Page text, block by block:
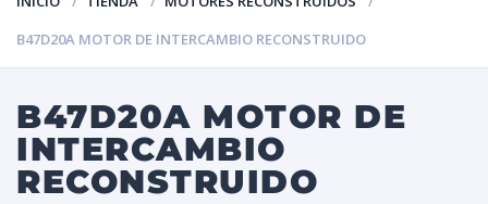
B47D20A MOTOR DE INTERCAMBIO RECONSTRUIDO
B47D20A MOTOR DE
INTERCAMBIO
RECONSTRUIDO